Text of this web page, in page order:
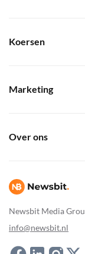
Newsbit Media
info@newsbit.nl
Koersen
Marketing
Over ons